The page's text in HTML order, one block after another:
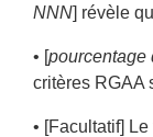
NNN] révèle
• [pourcentage
critères RGAA
• [Facultatif]